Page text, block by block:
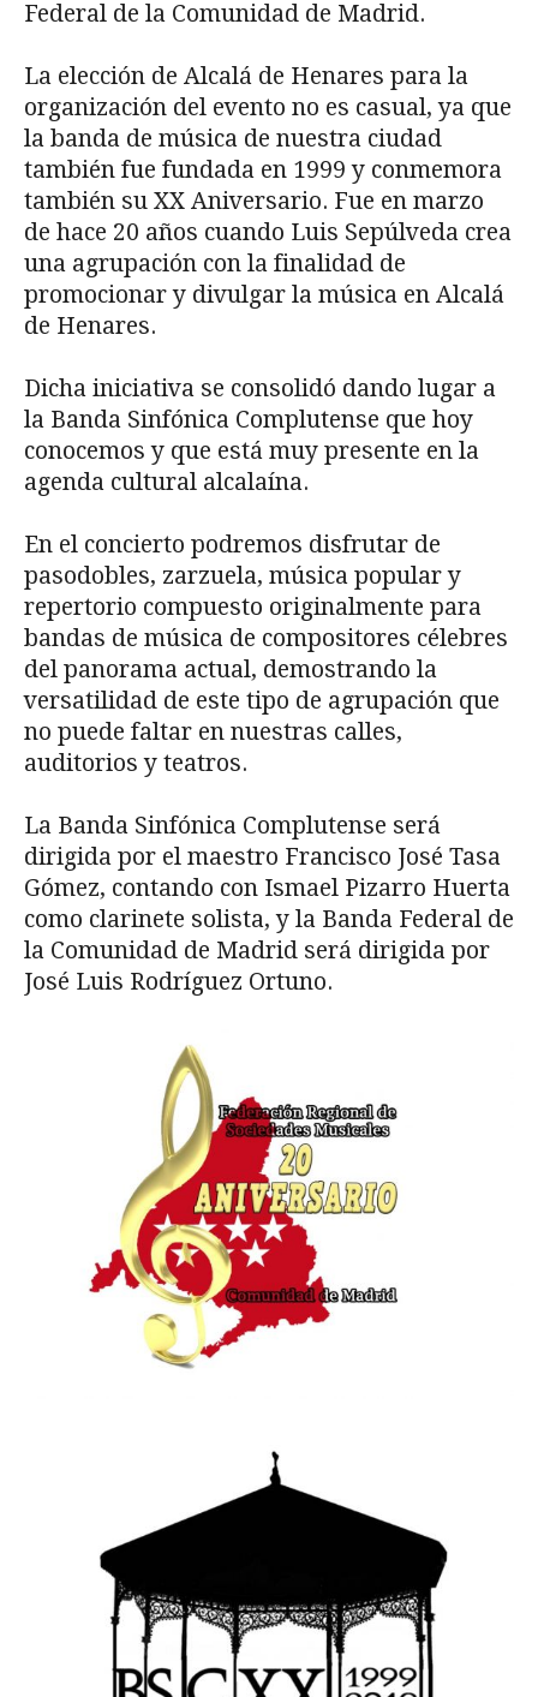
Federal de la Comunidad de Madrid.
La elección de Alcalá de Henares para la
organización del evento no es casual, ya que
la banda de música de nuestra ciudad
también fue fundada en 1999 y conmemora
también su XX Aniversario. Fue en marzo
de hace 20 años cuando Luis Sepúlveda crea
una agrupación con la finalidad de
promocionar y divulgar la música en Alcalá
de Henares.
Dicha iniciativa se consolidó dando lugar a
la Banda Sinfónica Complutense que hoy
conocemos y que está muy presente en la
agenda cultural alcalaína.
En el concierto podremos disfrutar de
pasodobles, zarzuela, música popular y
repertorio compuesto originalmente para
bandas de música de compositores célebres
del panorama actual, demostrando la
versatilidad de este tipo de agrupación que
no puede faltar en nuestras calles,
auditorios y teatros.
La Banda Sinfónica Complutense será
dirigida por el maestro Francisco José Tasa
Gómez, contando con Ismael Pizarro Huerta
como clarinete solista, y la Banda Federal de
la Comunidad de Madrid será dirigida por
José Luis Rodríguez Ortuno.